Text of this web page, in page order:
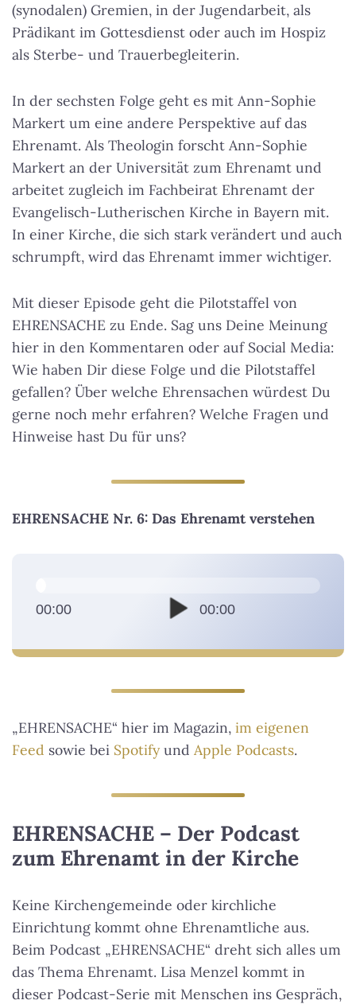
(synodalen) Gremien, in der Jugendarbeit, als
Prädikant im Gottesdienst oder auch im Hospiz
als Sterbe- und Trauerbegleiterin.
In der sechsten Folge geht es mit Ann-Sophie
Markert um eine andere Perspektive auf das
Ehrenamt. Als Theologin forscht Ann-Sophie
Markert an der Universität zum Ehrenamt und
arbeitet zugleich im Fachbeirat Ehrenamt der
Evangelisch-Lutherischen Kirche in Bayern mit.
In einer Kirche, die sich stark verändert und auch
schrumpft, wird das Ehrenamt immer wichtiger.
Mit dieser Episode geht die Pilotstaffel von
EHRENSACHE zu Ende. Sag uns Deine Meinung
hier in den Kommentaren oder auf Social Media:
Wie haben Dir diese Folge und die Pilotstaffel
gefallen? Über welche Ehrensachen würdest Du
gerne noch mehr erfahren? Welche Fragen und
Hinweise hast Du für uns?
EHRENSACHE Nr. 6: Das Ehrenamt verstehen
o
a
00:00 00:00
„EHRENSACHE“ hier im Magazin, im eigenen
Feed sowie bei Spotifyund Apple Podcasts.
EHRENSACHE – Der Podcast
zum Ehrenamt in der Kirche
Keine Kirchengemeinde oder kirchliche
Einrichtung kommt ohne Ehrenamtliche aus.
Beim Podcast „EHRENSACHE“ dreht sich alles um
das Thema Ehrenamt. Lisa Menzel kommt in
dieser Podcast-Serie mit Menschen ins Gespräch,